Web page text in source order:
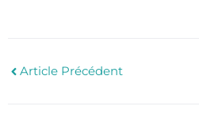
Article Précédent